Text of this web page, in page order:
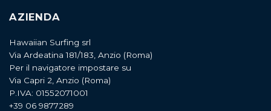
AZIENDA
Hawaiian Surfing srl
Via Ardeatina 181/183, Anzio (Roma)
Per il navigatore impostare su
Via Capri 2, Anzio (Roma)
P.IVA: 01552071001
+39 06 9877289